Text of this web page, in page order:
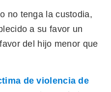
no tenga la custodia,
a su favor un
del hijo menor que
de violencia de